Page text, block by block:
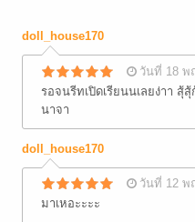
doll_house170
วันที่ 18 พ
รอจนรีทเปิดเรียนนเลยง่าา สุ้
นาจา
doll_house170
วันที่ 12 พ
มาเหอะะะะ